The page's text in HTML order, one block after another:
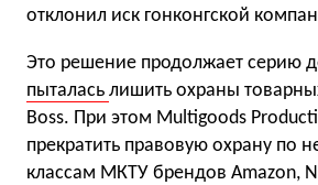
отклонил иск гонконгской
​Это решение продолжает серию
пыталась лишить охраны
Boss.​ При этом Multigoods
прекратить правовую охрану по
классам МКТУ брендов Amazon,